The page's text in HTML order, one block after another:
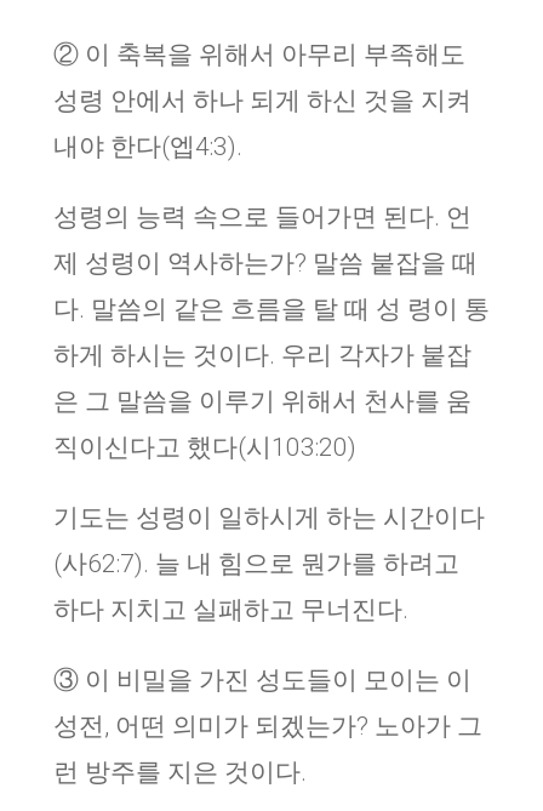
② 이 축복을 위해서 아무리 부족해도
성령 안에서 하나 되게 하신 것을 지켜
내야 한다(엡4:3).
성령의 능력 속으로 들어가면 된다. 언
제 성령이 역사하는가? 말씀 붙잡을 때
다. 말씀의 같은 흐름을 탈 때 성 령이 통
하게 하시는 것이다. 우리 각자가 붙잡
은 그 말씀을 이루기 위해서 천사를 움
직이신다고 했다(시103:20)
기도는 성령이 일하시게 하는 시간이다
(사62:7). 늘 내 힘으로 뭔가를 하려고
하다 지치고 실패하고 무너진다.
③ 이 비밀을 가진 성도들이 모이는 이
성전, 어떤 의미가 되겠는가? 노아가 그
런 방주를 지은 것이다.